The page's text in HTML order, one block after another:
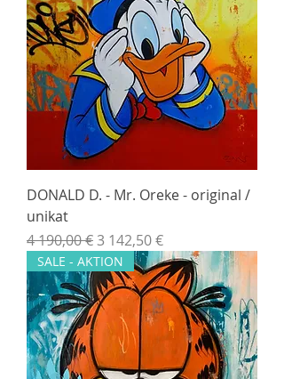
DONALD D. - Mr. Oreke - original /
unikat
Normálna cena
4 190,00 €Zľavnená cena
3 142,50 €
SALE - AKTION